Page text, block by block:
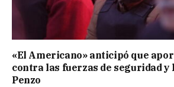
«El Americano» anticipó que
contra las fuerzas de seguridad y
Penzo